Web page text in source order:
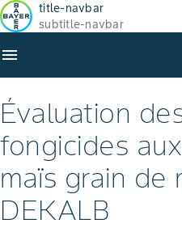
title-navbar
subtitle-navbar
menu
Évaluation
fongicides
maïs grain de
DEKALB